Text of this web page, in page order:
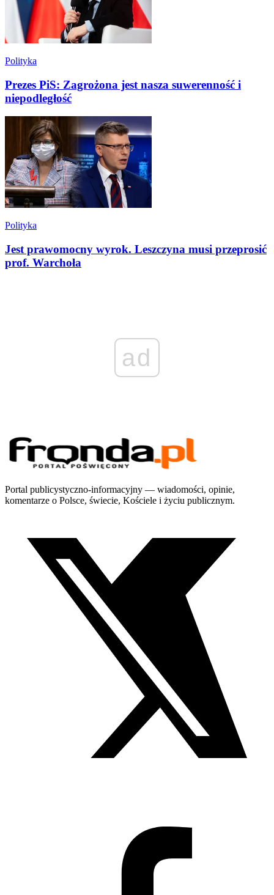
Polityka
Prezes PiS: Zagrożona jest nasza suwerenność i
niepodległość
Polityka
Jest prawomocny wyrok. Leszczyna musi przeprosić
prof. Warchoła
ad
Portal publicystyczno-informacyjny — wiadomości, opinie,
komentarze o Polsce, świecie, Kościele i życiu publicznym.